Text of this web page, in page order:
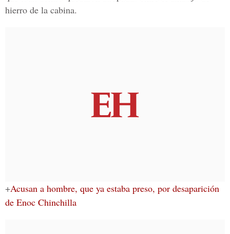
hierro de la cabina.
+Acusan a hombre, que ya estaba preso, por desaparición
de Enoc Chinchilla